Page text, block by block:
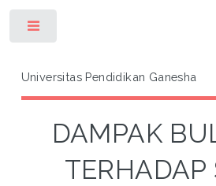
Universitas Pendidikan Ganesha
DAMPAK
TERHADAP